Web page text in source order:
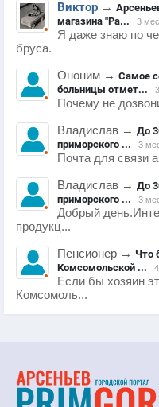
Виктор →
магазина "Ра...
3
Я даже знаю по
бруса.
Ононим → Самое
больницы отмет...
Почему не
Владислав → До
приморского ...
3
Почта для связи
Владислав → До
приморского ...
3
Добрый
продукц...
Пенсионер → Что
Комсомольской ...
Если бы хозяин
Комсомоль...